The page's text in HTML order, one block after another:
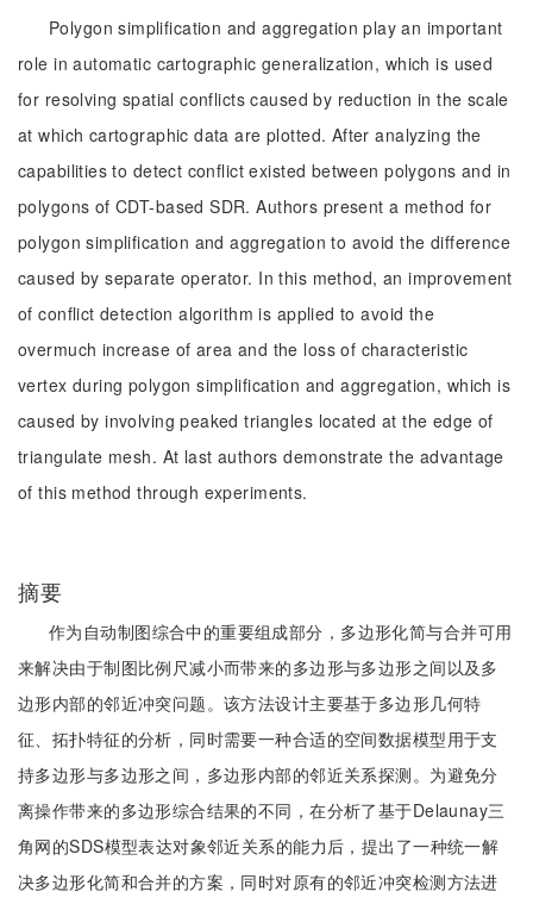
Polygon simplification and aggregation play an important
role in automatic cartographic generalization, which is used
for resolving spatial conflicts caused by reduction in the scale
at which cartographic data are plotted. After analyzing the
capabilities to detect conflict existed between polygons and in
polygons of CDT-based SDR. Authors present a method for
polygon simplification and aggregation to avoid the difference
caused by separate operator. In this method, an improvement
of conflict detection algorithm is applied to avoid the
overmuch increase of area and the loss of characteristic
vertex during polygon simplification and aggregation, which is
caused by involving peaked triangles located at the edge of
triangulate mesh. At last authors demonstrate the advantage
of this method through experiments.
摘要
作为自动制图综合中的重要组成部分，多边形化简与合并可用
来解决由于制图比例尺减小而带来的多边形与多边形之间以及多
边形内部的邻近冲突问题。该方法设计主要基于多边形几何特
征、拓扑特征的分析，同时需要一种合适的空间数据模型用于支
持多边形与多边形之间，多边形内部的邻近关系探测。为避免分
离操作带来的多边形综合结果的不同，在分析了基于Delaunay三
角网的SDS模型表达对象邻近关系的能力后，提出了一种统一解
决多边形化简和合并的方案，同时对原有的邻近冲突检测方法进